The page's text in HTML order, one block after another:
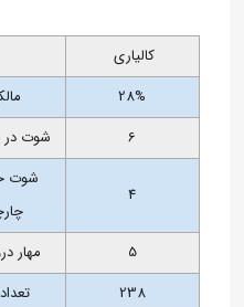
کالیاری
28%
6
شوت در
4
شوت
5 مهار
238